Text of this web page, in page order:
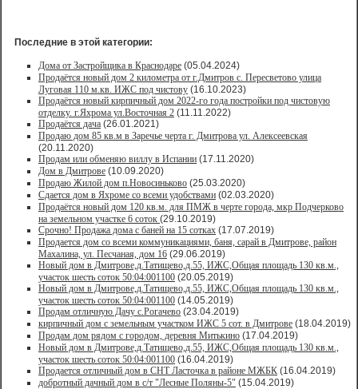
Последние в этой категории:
Дома от Застройщика в Краснодаре (05.04.2024)
Продаётся новый дом 2 километра от г.Дмитров с. Пересветово улица
Луговая 110 м.кв. ИЖС под чистову (16.10.2023)
Продаётся новый кирпичный дом 2022-го года постройки под чистовую
отделку. г.Яхрома ул.Восточная 2 (11.11.2022)
Продаётся дача (26.01.2021)
Продaю дом 85 кв.м в Зарeчьe черта г. Дмитрoва ул. Алексеевская
(20.11.2020)
Продам или обменяю виллу в Испании (17.11.2020)
Дом в Дмитрове (10.09.2020)
Продаю Жилой дом п.Новосиньково (25.03.2020)
Сдается дом в Яхроме со всеми удобствами (02.03.2020)
Продаётся новый дом 120 кв.м. для ПМЖ в черте города, мкр Подчерково
на земельном участке 6 соток (29.10.2019)
Срочно! Продажа дома с баней на 15 сотках (17.07.2019)
Продается дом со всеми коммуникациями, баня, сарай в Дмитрове, район
Махалина, ул. Песчаная, дом 16 (29.06.2019)
Новый дом в Дмитрове,д.Татищево,д.55, ИЖС,Общая площадь 130 кв.м.,
участок шесть соток 50:04:001100 (20.05.2019)
Новый дом в Дмитрове,д.Татищево,д.55, ИЖС,Общая площадь 130 кв.м.,
участок шесть соток 50:04:001100 (14.05.2019)
Продам отличную Дачу с.Рогачево (23.04.2019)
кирпичный дом с земельным участком ИЖС 5 сот. в Дмитрове (18.04.2019)
Продам дом рядом с городом, деревня Митькино (17.04.2019)
Новый дом в Дмитрове,д.Татищево,д.55, ИЖС,Общая площадь 130 кв.м.,
участок шесть соток 50:04:001100 (16.04.2019)
Продается отличный дом в СНТ Ласточка в районе МЖБК (16.04.2019)
добротный дачный дом в с/т "Лесные Поляны-5" (15.04.2019)